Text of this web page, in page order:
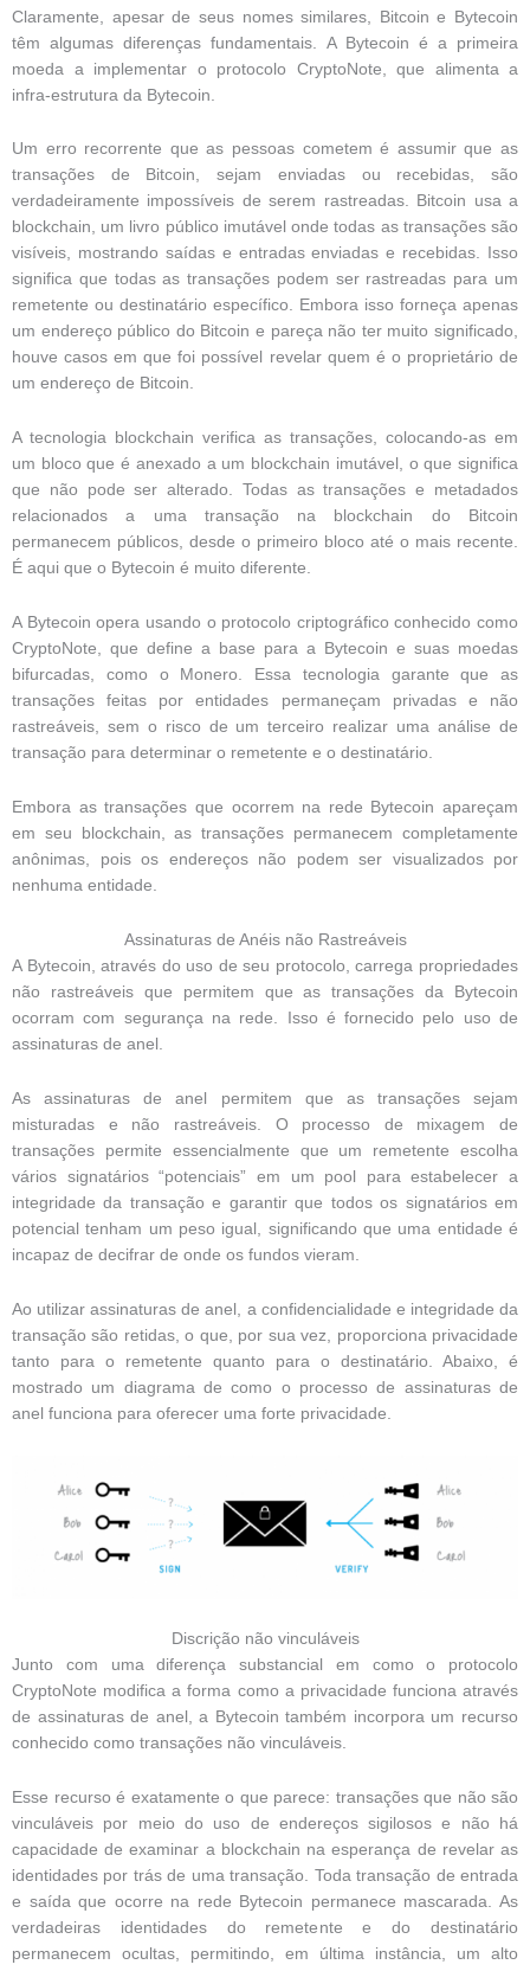
Claramente, apesar de seus nomes similares, Bitcoin e Bytecoin
têm algumas diferenças fundamentais. A Bytecoin é a primeira
moeda a implementar o protocolo CryptoNote, que alimenta a
infra-estrutura da Bytecoin.
Um erro recorrente que as pessoas cometem é assumir que as
transações de Bitcoin, sejam enviadas ou recebidas, são
verdadeiramente impossíveis de serem rastreadas. Bitcoin usa a
blockchain, um livro público imutável onde todas as transações são
visíveis, mostrando saídas e entradas enviadas e recebidas. Isso
significa que todas as transações podem ser rastreadas para um
remetente ou destinatário específico. Embora isso forneça apenas
um endereço público do Bitcoin e pareça não ter muito significado,
houve casos em que foi possível revelar quem é o proprietário de
um endereço de Bitcoin.
A tecnologia blockchain verifica as transações, colocando-as em
um bloco que é anexado a um blockchain imutável, o que significa
que não pode ser alterado. Todas as transações e metadados
relacionados a uma transação na blockchain do Bitcoin
permanecem públicos, desde o primeiro bloco até o mais recente.
É aqui que o Bytecoin é muito diferente.
A Bytecoin opera usando o protocolo criptográfico conhecido como
CryptoNote, que define a base para a Bytecoin e suas moedas
bifurcadas, como o Monero. Essa tecnologia garante que as
transações feitas por entidades permaneçam privadas e não
rastreáveis, sem o risco de um terceiro realizar uma análise de
transação para determinar o remetente e o destinatário.
Embora as transações que ocorrem na rede Bytecoin apareçam
em seu blockchain, as transações permanecem completamente
anônimas, pois os endereços não podem ser visualizados por
nenhuma entidade.
Assinaturas de Anéis não Rastreáveis
A Bytecoin, através do uso de seu protocolo, carrega propriedades
não rastreáveis ​​que permitem que as transações da Bytecoin
ocorram com segurança na rede. Isso é fornecido pelo uso de
assinaturas de anel.
As assinaturas de anel permitem que as transações sejam
misturadas e não rastreáveis. O processo de mixagem de
transações permite essencialmente que um remetente escolha
vários signatários “potenciais” em um pool para estabelecer a
integridade da transação e garantir que todos os signatários em
potencial tenham um peso igual, significando que uma entidade é
incapaz de decifrar de onde os fundos vieram.
Ao utilizar assinaturas de anel, a confidencialidade e integridade da
transação são retidas, o que, por sua vez, proporciona privacidade
tanto para o remetente quanto para o destinatário. Abaixo, é
mostrado um diagrama de como o processo de assinaturas de
anel funciona para oferecer uma forte privacidade.
Discrição não vinculáveis
Junto com uma diferença substancial em como o protocolo
CryptoNote modifica a forma como a privacidade funciona através
de assinaturas de anel, a Bytecoin também incorpora um recurso
conhecido como transações não vinculáveis.
Esse recurso é exatamente o que parece: transações que não são
vinculáveis ​​por meio do uso de endereços sigilosos e não há
capacidade de examinar a blockchain na esperança de revelar as
identidades por trás de uma transação. Toda transação de entrada
e saída que ocorre na rede Bytecoin permanece mascarada. As
verdadeiras identidades do remetente e do destinatário
permanecem ocultas, permitindo, em última instância, um alto